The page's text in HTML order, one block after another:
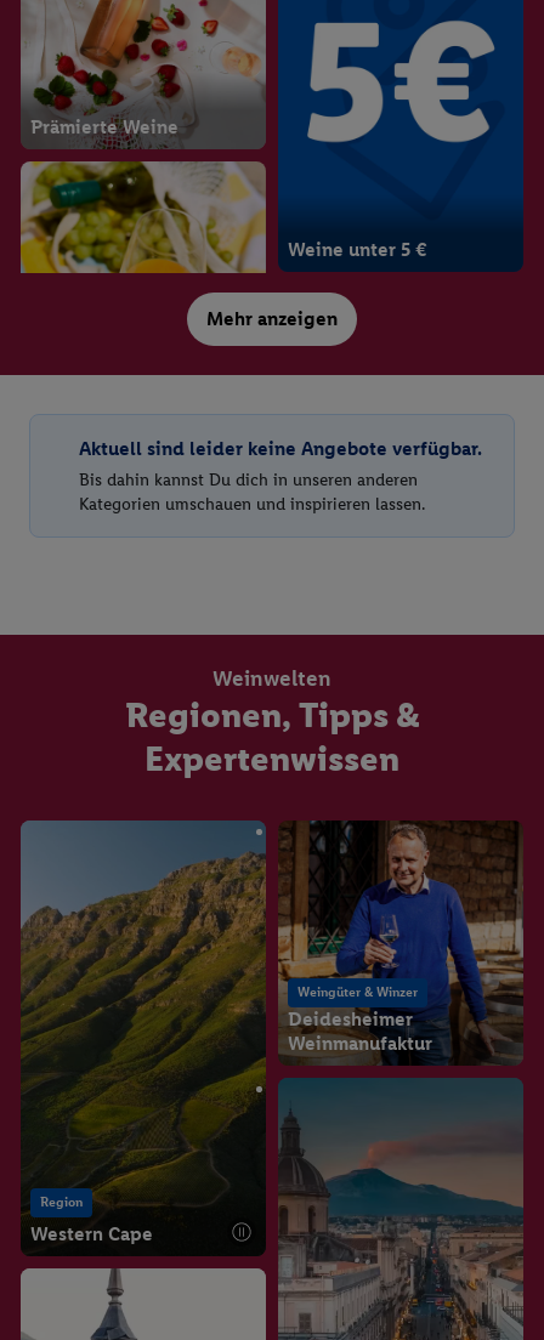
Prämierte Weine
Weine unter 5 €
Bekannt aus der Filiale
Saisonal
Mehr anzeigen
Aktuell sind leider keine Angebote verfügbar.
Bis dahin kannst Du dich in unseren anderen
Kategorien umschauen und inspirieren lassen.
Weinwelten
Regionen, Tipps &
Expertenwissen
Region
Western Cape
Weingüter & Winzer
Deidesheimer
Weinmanufaktur